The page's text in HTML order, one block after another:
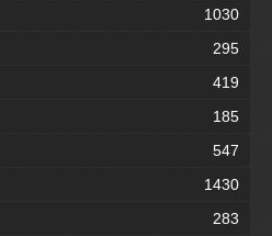
1030
295
419
185
547
1430
283